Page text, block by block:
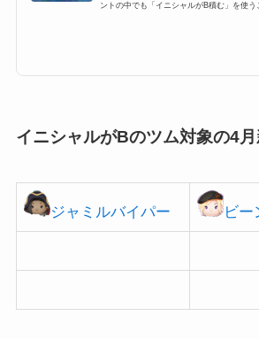
ントの中でも「イニシャルがB積む」を使
イニシャルがBのツム対象の4
ジャミルバイパー ビー